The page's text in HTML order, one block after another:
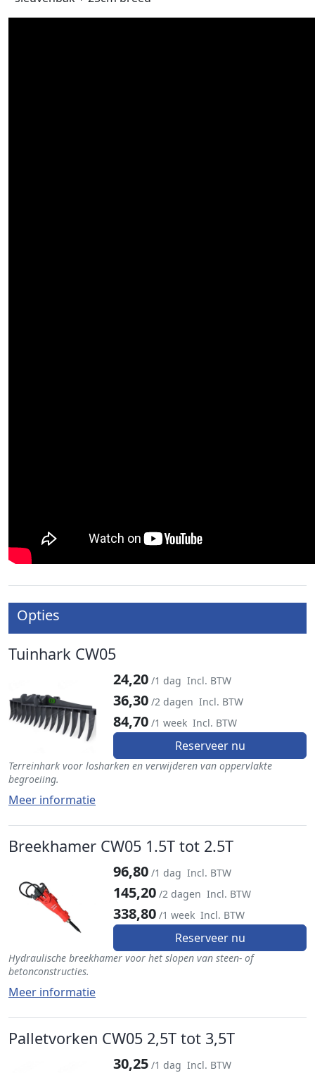
Opties
Tuinhark CW05
24,20 /1 dag Incl. BTW
36,30 /2 dagen Incl. BTW
84,70 /1 week Incl. BTW
Reserveer nu
Terreinhark voor losharken en verwijderen van oppervlakte
begroeiing.
Meer informatie
Breekhamer CW05 1.5T tot 2.5T
96,80 /1 dag Incl. BTW
145,20 /2 dagen Incl. BTW
338,80 /1 week Incl. BTW
Reserveer nu
Hydraulische breekhamer voor het slopen van steen- of
betonconstructies.
Meer informatie
Palletvorken CW05 2,5T tot 3,5T
30,25 /1 dag Incl. BTW